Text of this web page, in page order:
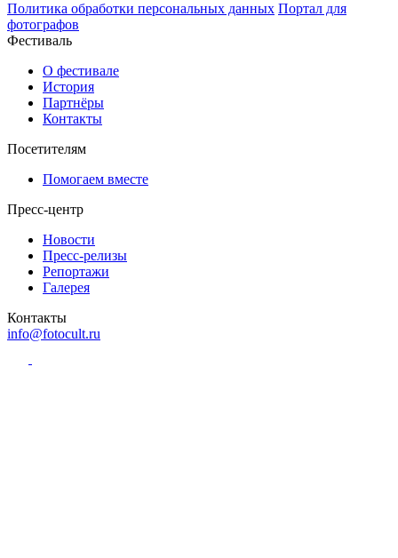
Политика обработки персональных данных Портал для
фотографов
Фестиваль
О фестивале
История
Партнёры
Контакты
Посетителям
Помогаем вместе
Пресс-центр
Новости
Пресс-релизы
Репортажи
Галерея
Контакты
info@fotocult.ru